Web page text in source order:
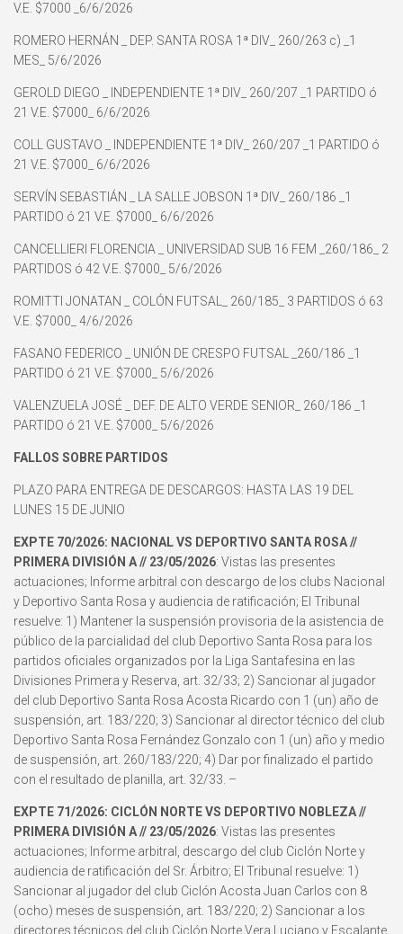
V.E. $7000 _6/6/2026
ROMERO HERNÁN _ DEP. SANTA ROSA 1ª DIV_ 260/263 c) _1
MES_ 5/6/2026
GEROLD DIEGO _ INDEPENDIENTE 1ª DIV_ 260/207 _1 PARTIDO ó
21 V.E. $7000_ 6/6/2026
COLL GUSTAVO _ INDEPENDIENTE 1ª DIV_ 260/207 _1 PARTIDO ó
21 V.E. $7000_ 6/6/2026
SERVÍN SEBASTIÁN _ LA SALLE JOBSON 1ª DIV_ 260/186 _1
PARTIDO ó 21 V.E. $7000_ 6/6/2026
CANCELLIERI FLORENCIA _ UNIVERSIDAD SUB 16 FEM _260/186_ 2
PARTIDOS ó 42 V.E. $7000_ 5/6/2026
ROMITTI JONATAN _ COLÓN FUTSAL_ 260/185_ 3 PARTIDOS ó 63
V.E. $7000_ 4/6/2026
FASANO FEDERICO _ UNIÓN DE CRESPO FUTSAL _260/186 _1
PARTIDO ó 21 V.E. $7000_ 5/6/2026
VALENZUELA JOSÉ _ DEF. DE ALTO VERDE SENIOR_ 260/186 _1
PARTIDO ó 21 V.E. $7000_ 5/6/2026
FALLOS SOBRE PARTIDOS
PLAZO PARA ENTREGA DE DESCARGOS: HASTA LAS 19 DEL
LUNES 15 DE JUNIO
EXPTE 70/2026: NACIONAL VS DEPORTIVO SANTA ROSA //
PRIMERA DIVISIÓN A // 23/05/2026: Vistas las presentes
actuaciones; Informe arbitral con descargo de los clubs Nacional
y Deportivo Santa Rosa y audiencia de ratificación; El Tribunal
resuelve: 1) Mantener la suspensión provisoria de la asistencia de
público de la parcialidad del club Deportivo Santa Rosa para los
partidos oficiales organizados por la Liga Santafesina en las
Divisiones Primera y Reserva, art. 32/33; 2) Sancionar al jugador
del club Deportivo Santa Rosa Acosta Ricardo con 1 (un) año de
suspensión, art. 183/220; 3) Sancionar al director técnico del club
Deportivo Santa Rosa Fernández Gonzalo con 1 (un) año y medio
de suspensión, art. 260/183/220; 4) Dar por finalizado el partido
con el resultado de planilla, art. 32/33. –
EXPTE 71/2026: CICLÓN NORTE VS DEPORTIVO NOBLEZA //
PRIMERA DIVISIÓN A // 23/05/2026: Vistas las presentes
actuaciones; Informe arbitral, descargo del club Ciclón Norte y
audiencia de ratificación del Sr. Árbitro; El Tribunal resuelve: 1)
Sancionar al jugador del club Ciclón Acosta Juan Carlos con 8
(ocho) meses de suspensión, art. 183/220; 2) Sancionar a los
directores técnicos del club Ciclón Norte Vera Luciano y Escalante